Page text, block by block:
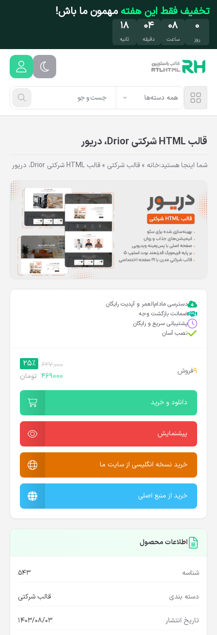
رفتن به محتوای اصلی
تخفیف فقط این هفتهمهمون ما باش!
۰
روز
۰۸
ساعت
۰۴
دقیقه
۱۷
ثانیه
همه دسته‌ها
قالب HTML شرکتی Drior، دریور
شما اینجا هستید:خانه »قالب شرکتی »قالب HTML شرکتی Drior، دریور
دسترسی مادام‌العمر و آپدیت رایگان
ضمانت بازگشت وجه
پشتیبانی سریع و رایگان
نصب آسان
9فروش
627,000
25%
469000 تومان
دانلود و خرید
پیشنمایش
خرید نسخه انگلیسی از سایت ما
خرید از منبع اصلی
اطلاعات محصول
شناسه 543
دسته بندی قالب شرکتی
تاریخ انتشار 1403/08/03